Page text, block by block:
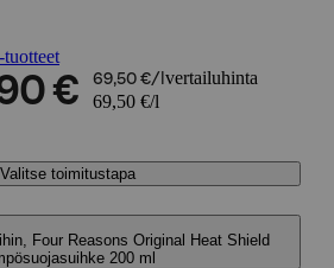
€ 69,50 €/l vertailuhinta
69,50 €/l
Valitse toimitustapa
Four Reasons Original Heat Shield
200 ml